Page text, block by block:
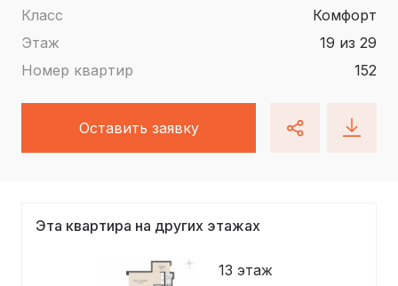
Класс
Комфорт
Этаж
19 из 29
Номер квартир
152
Оставить заявку
Эта квартира на других этажах
13 этаж